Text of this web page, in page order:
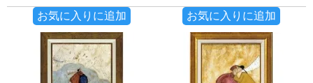
お気に入りに追加 お気に入りに追加